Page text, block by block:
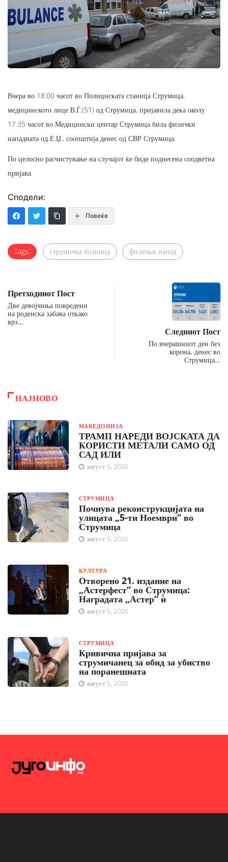
Вчера во 18:00 часот во Полициската станица Струмица,
медицинското лице В.Ѓ.(51) од Струмица, пријавила дека околу
17.35 часот во Медицински центар Струмица била физички
нападната од Е.Џ., соопштија денес од СВР Струмица.
По целосно расчистување на случајот ќе биде поднесена соодветна
пријава.
Сподели:
Повеќе
Tags: струмичка болница физички напад
Претходниот Пост
Две девојчиња повредени
на роденска забава откако
врз…
Следниот Пост
По вчерашниот ден без
корона, денес во
Струмица…
НАЈНОВО
МАКЕДОНИЈА
ТРАМП НАРЕДИ ВОЈСКАТА ДА
КОРИСТИ МЕТАЛИ САМО ОД
САД ИЛИ
август 5, 2026
СТРУМИЦА
Почнува реконструкцијата на
улицата „5-ти Ноември“ во
Струмица
август 5, 2026
КУЛТУРА
Отворено 21. издание на
„Астерфест“ во Струмица:
Наградата „Астер“ ѝ
август 5, 2026
СТРУМИЦА
Кривична пријава за
струмичанец за обид за убиство
на поранешната
август 5, 2026